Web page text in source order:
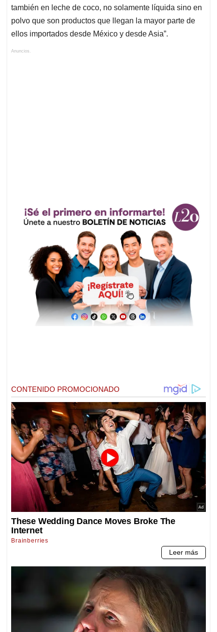
también en leche de coco, no solamente líquida sino en
polvo que son productos que llegan la mayor parte de
ellos importados desde México y desde Asia”.
Anuncios.